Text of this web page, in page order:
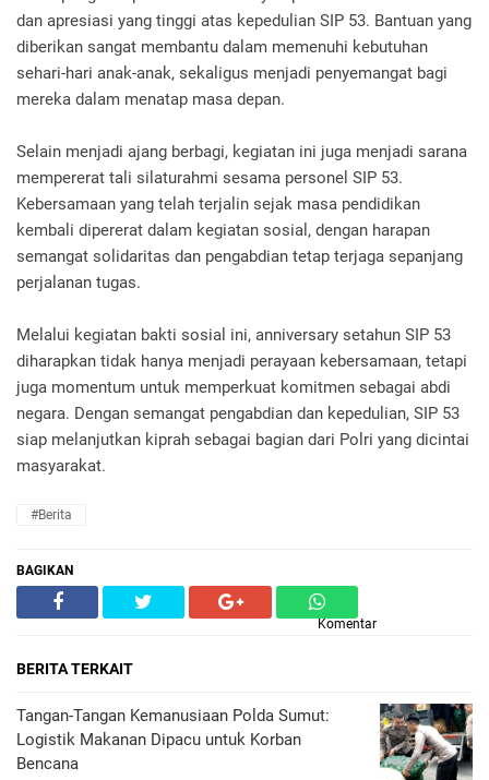
dan apresiasi yang tinggi atas kepedulian SIP 53. Bantuan yang
diberikan sangat membantu dalam memenuhi kebutuhan
sehari-hari anak-anak, sekaligus menjadi penyemangat bagi
mereka dalam menatap masa depan.
Selain menjadi ajang berbagi, kegiatan ini juga menjadi sarana
mempererat tali silaturahmi sesama personel SIP 53.
Kebersamaan yang telah terjalin sejak masa pendidikan
kembali dipererat dalam kegiatan sosial, dengan harapan
semangat solidaritas dan pengabdian tetap terjaga sepanjang
perjalanan tugas.
Melalui kegiatan bakti sosial ini, anniversary setahun SIP 53
diharapkan tidak hanya menjadi perayaan kebersamaan, tetapi
juga momentum untuk memperkuat komitmen sebagai abdi
negara. Dengan semangat pengabdian dan kepedulian, SIP 53
siap melanjutkan kiprah sebagai bagian dari Polri yang dicintai
masyarakat.
#Berita
BAGIKAN
Komentar
BERITA TERKAIT
Tangan-Tangan Kemanusiaan Polda Sumut:
Logistik Makanan Dipacu untuk Korban
Bencana